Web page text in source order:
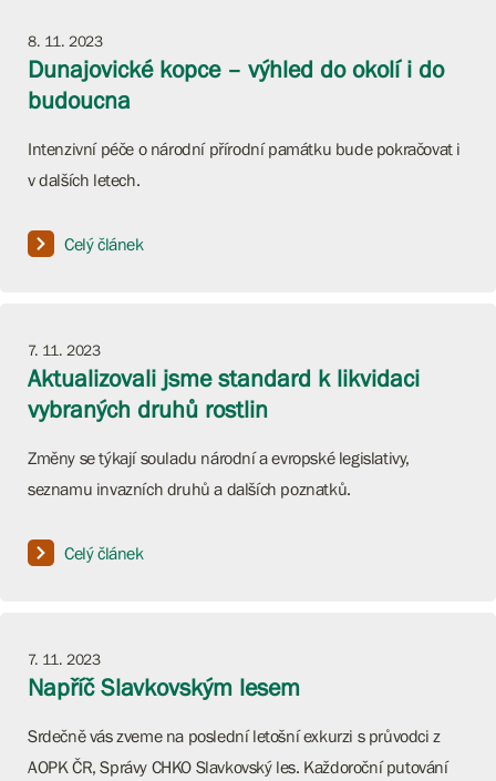
8. 11. 2023
Dunajovické kopce – výhled do okolí i do
budoucna
Intenzivní péče o národní přírodní památku bude pokračovat i
v dalších letech.
Celý článek
7. 11. 2023
Aktualizovali jsme standard k likvidaci
vybraných druhů rostlin
Změny se týkají souladu národní a evropské legislativy,
seznamu invazních druhů a dalších poznatků.
Celý článek
7. 11. 2023
Napříč Slavkovským lesem
Srdečně vás zveme na poslední letošní exkurzi s průvodci z
AOPK ČR, Správy CHKO Slavkovský les. Každoroční putování